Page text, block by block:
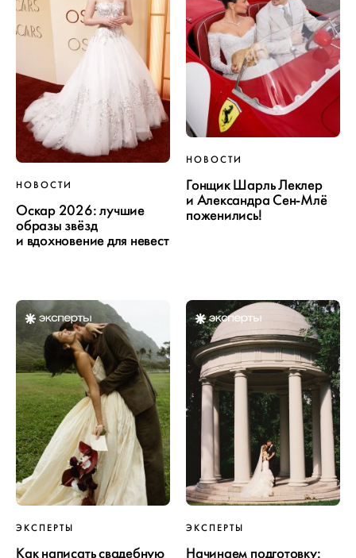
НОВОСТИ
Оскар 2026: лучшие
образы звёзд
и вдохновение для невест
НОВОСТИ
Гонщик Шарль Леклер
и Александра Сен-Млё
поженились!
ЭКСПЕРТЫ
Как написать свадебную
ЭКСПЕРТЫ
Начинаем подготовку: